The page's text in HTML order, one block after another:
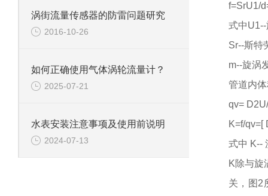
涡街流量传感器的防雷问题研究
2016-10-26
如何正确使用气体涡轮流量计？
2025-07-21
水表安装注意事项及使用前说明
2024-07-13
f=SrU1/
式中
Sr--斯特
m--旋涡
管道内
qv=
K=f/qv=[
式中 K--
K除与旋
关，图2